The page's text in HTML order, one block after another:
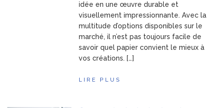
idée en une œuvre durable et
visuellement impressionnante. Avec la
multitude d’options disponibles sur le
marché, il n’est pas toujours facile de
savoir quel papier convient le mieux à
vos créations. […]
LIRE PLUS